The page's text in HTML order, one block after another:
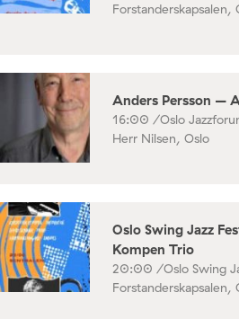
Forstanderskapsalen,
Anders Persson –
16:00 /Oslo
Herr Nilsen, Oslo
Oslo Swing Jazz
Kompen Trio
20:00 /Oslo Swing
Forstanderskapsalen,